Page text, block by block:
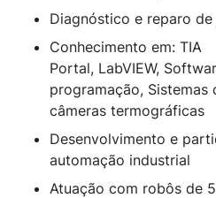
Diagnóstico e reparo
Conhecimento em: TIA
Portal, LabVIEW,
programação, Sistemas
câmeras termográficas
Desenvolvimento e
automação industrial
Atuação com robôs de